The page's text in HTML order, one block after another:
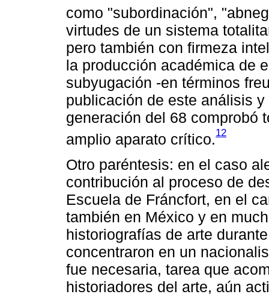
como "subordinación",
virtudes de un sistema
pero también con firmeza
la producción académica de
subyugación -en términos
publicación de este análisis
generación del 68 comprobó
amplio aparato crítico.12
Otro paréntesis: en el caso
contribución al proceso de
Escuela de Fráncfort, en el
también en México y en
historiografías de arte
concentraron en un
fue necesaria, tarea que
historiadores del arte, aún